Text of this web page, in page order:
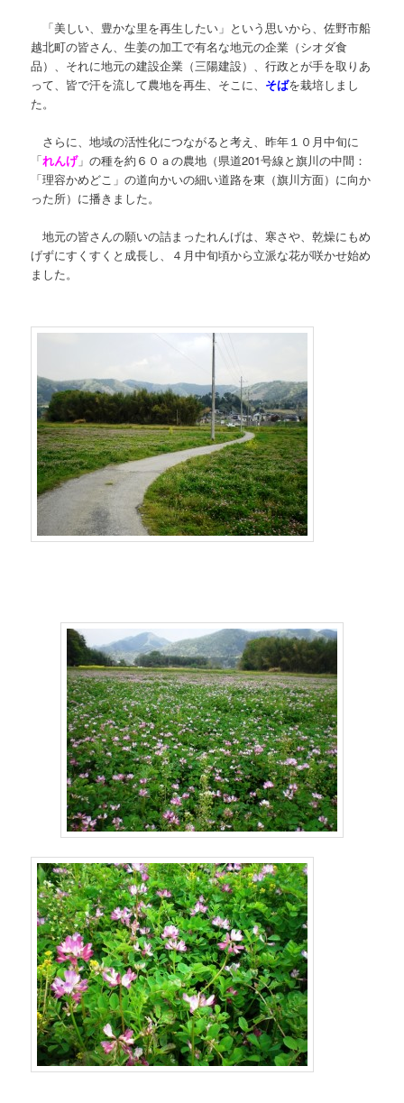
「美しい、豊かな里を再生したい」という思いから、佐野市船
越北町の皆さん、生姜の加工で有名な地元の企業（シオダ食
品）、それに地元の建設企業（三陽建設）、行政とが手を取りあ
って、皆で汗を流して農地を再生、そこに、 そばを栽培しまし
た。
さらに、地域の活性化につながると考え、昨年１０月中旬に
「れんげ」の種を約６０ａの農地（県道201号線と旗川の中間：
「理容かめどこ」の道向かいの細い道路を東（旗川方面）に向か
った所）に播きました。
地元の皆さんの願いの詰まったれんげは、寒さや、乾燥にもめ
げずにすくすくと成長し、４月中旬頃から立派な花が咲かせ始め
ました。